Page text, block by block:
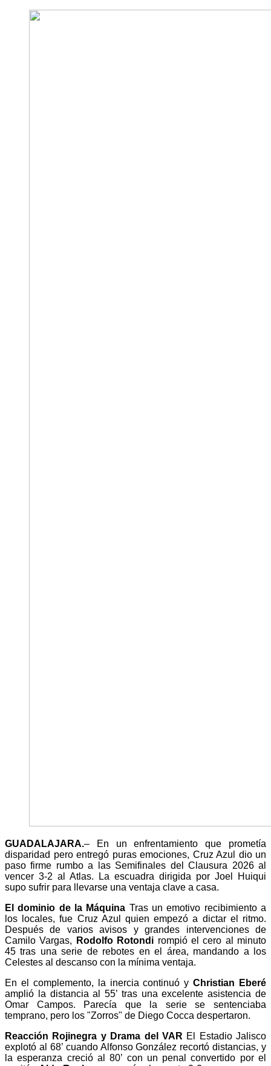
GUADALAJARA.– En un enfrentamiento que prometía
disparidad pero entregó puras emociones, Cruz Azul dio un
paso firme rumbo a las Semifinales del Clausura 2026 al
vencer 3-2 al Atlas. La escuadra dirigida por Joel Huiqui
supo sufrir para llevarse una ventaja clave a casa.
El dominio de la Máquina Tras un emotivo recibimiento a
los locales, fue Cruz Azul quien empezó a dictar el ritmo.
Después de varios avisos y grandes intervenciones de
Camilo Vargas,
Rodolfo Rotondi rompió el cero al minuto
45 tras una serie de rebotes en el área, mandando a los
Celestes al descanso con la mínima ventaja.
En el complemento, la inercia continuó yChristian Eberé
amplió la distancia al 55’ tras una excelente asistencia de
Omar Campos. Parecía que la serie se sentenciaba
temprano, pero los "Zorros" de Diego Cocca despertaron.
Reacción Rojinegra y Drama del VAR El Estadio Jalisco
explotó al 68’ cuando Alfonso González recortó distancias, y
la esperanza creció al 80’ con un penal convertido por el